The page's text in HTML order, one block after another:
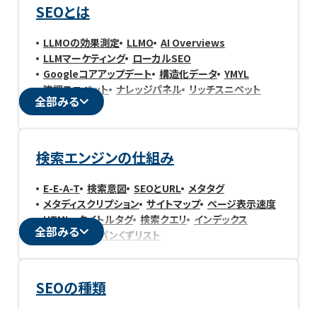
SEOとは
LLMOの効果測定 LLMO AI Overviews
LLMマーケティング
ローカルSEO
Googleコアアップデート 構造化データ YMYL
強調スニペット ナレッジパネル
リッチスニペット
内部リンク
全部みる
検索エンジンの仕組み
E-E-A-T 検索意図 SEOとURL メタタグ
メタディスクリプション サイトマップ ページ表示速度
HTML タイトルタグ 検索クエリ
インデックス
クローラー
パンくずリスト
全部みる
SEOの種類